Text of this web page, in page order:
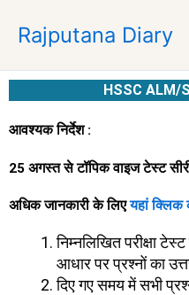
p
Rajputana Diary
HSSC ALM/
आवश्यक निर्देश :
25 अगस्त से टॉपिक वाइज टेस्ट
अधिक जानकारी के लिएयहां क्लिक
निम्नलिखित परीक्षा
आधार पर प्रश्नों का
दिए गए समय में सभी